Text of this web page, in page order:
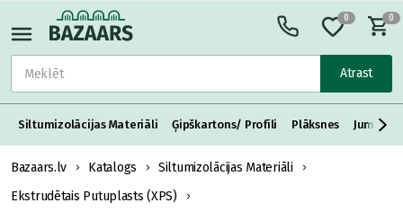
Atrast
0 0
Siltumizolācijas Materiāli Ģipškartons/ Profili Plāksnes Jumta
Bazaars.lv Katalogs
Siltumizolācijas Materiāli
Ekstrudētais Putuplasts (XPS)